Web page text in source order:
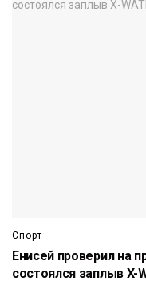
Спорт
Енисей проверил на
состоялся заплыв X-